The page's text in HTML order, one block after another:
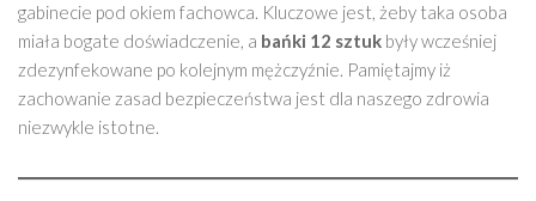
gabinecie pod okiem fachowca. Kluczowe jest, żeby taka osoba
miała bogate doświadczenie, a bańki 12 sztuk były wcześniej
zdezynfekowane po kolejnym mężczyźnie. Pamiętajmy iż
zachowanie zasad bezpieczeństwa jest dla naszego zdrowia
niezwykle istotne.